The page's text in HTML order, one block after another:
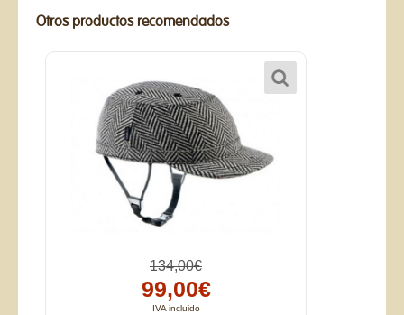
Otros productos recomendados
134,00€
99,00€
IVA incluido